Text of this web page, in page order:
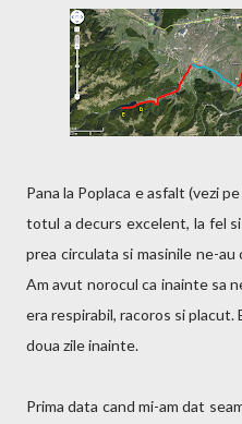
Pana la Poplaca e asfalt (vezi
totul a decurs excelent, la fel
prea circulata si masinile ne-
Am avut norocul ca inainte sa
era respirabil, racoros si placut.
doua zile inainte.
Prima data cand mi-am dat